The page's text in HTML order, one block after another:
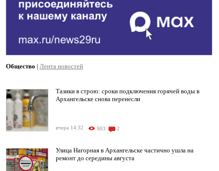
Общество | Лента новостей
Тазики в строю: сроки подключения горячей воды в
Архангельске снова перенесли
вчера 14:32 903 2
Улица Нагорная в Архангельске частично ушла на
ремонт до середины августа